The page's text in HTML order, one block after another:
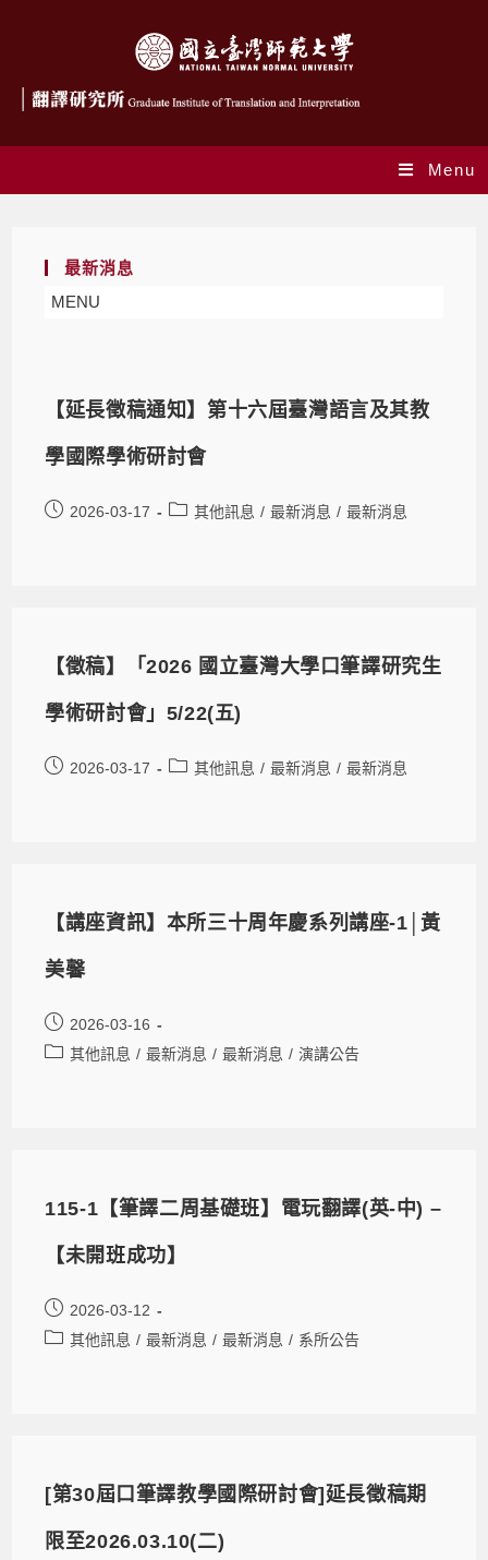
Menu
最新消息
MENU
【延長徵稿通知】第十六屆臺灣語言及其教
學國際學術研討會
2026-03-17 其他訊息 / 最新消息 / 最新消息
【徵稿】「2026 國立臺灣大學口筆譯研究生
學術研討會」5/22(五)
2026-03-17 其他訊息 / 最新消息 / 最新消息
【講座資訊】本所三十周年慶系列講座-1│黃
美馨
2026-03-16
其他訊息 / 最新消息 / 最新消息 / 演講公告
115-1【筆譯二周基礎班】電玩翻譯(英-中) –
【未開班成功】
2026-03-12
其他訊息 / 最新消息 / 最新消息 / 系所公告
[第30屆口筆譯教學國際研討會]延長徵稿期
限至2026.03.10(二)